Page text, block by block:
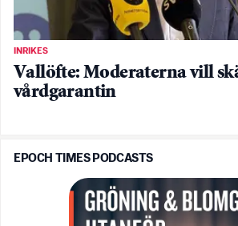
INRIKES
Vallöfte: Moderaterna vill
vårdgarantin
EPOCH TIMES PODCASTS